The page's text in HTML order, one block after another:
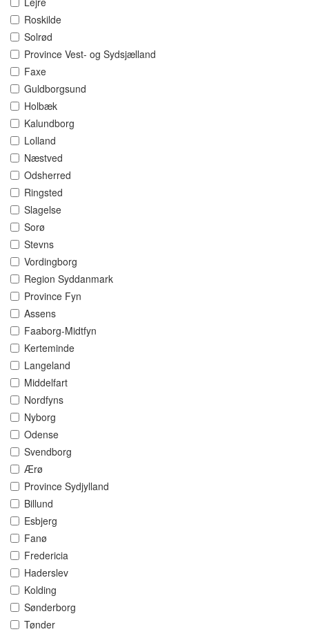
Roskilde
Solrød
Province Vest- og Sydsjælland
Faxe
Guldborgsund
Holbæk
Kalundborg
Lolland
Næstved
Odsherred
Ringsted
Slagelse
Sorø
Stevns
Vordingborg
Region Syddanmark
Province Fyn
Assens
Faaborg-Midtfyn
Kerteminde
Langeland
Middelfart
Nordfyns
Nyborg
Odense
Svendborg
Ærø
Province Sydjylland
Billund
Esbjerg
Fanø
Fredericia
Haderslev
Kolding
Sønderborg
Tønder